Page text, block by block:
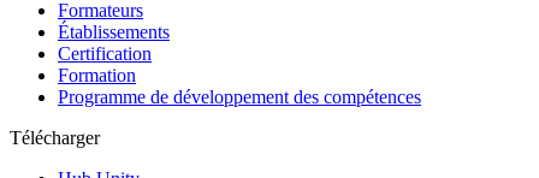
Jeux XR
Lancez des jeux XR sur plusieurs plateformes
Jeux multijoueur
Simplifiez le développement de jeux multijoueurs
Formateurs
Établissements
Certification
Formation
Programme de développement des compétences
Télécharger